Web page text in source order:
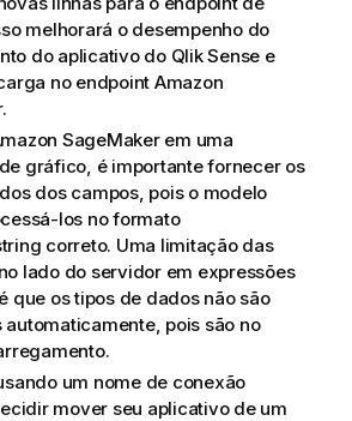
melhorará o desempenho do
do aplicativo do Qlik Sense e
no endpoint Amazon
.
SageMakerem uma
gráfico, é importante fornecer os
dos campos, pois o modelo
los no formato
correto. Uma limitação das
lado do servidor em expressões
que os tipos de dados não são
pois são no
um nome de conexão
mover seu aplicativode um